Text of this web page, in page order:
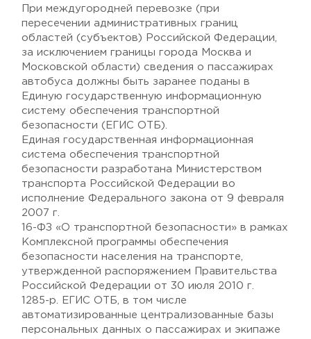
При междугородней перевозке (при
пересечении административных границ
областей (субъектов) Российской Федерации,
за исключением границы города Москва и
Московской области) сведения о пассажирах
автобуса должны быть заранее поданы в
Единую государственную информационную
систему обеспечения транспортной
безопасности (ЕГИС ОТБ).
Единая государственная информационная
система обеспечения транспортной
безопасности разработана Министерством
транспорта Российской Федерации во
исполнение Федерального закона от 9 февраля
2007 г.
16-ФЗ «О транспортной безопасности» в рамках
Комплексной программы обеспечения
безопасности населения на транспорте,
утвержденной распоряжением Правительства
Российской Федерации от 30 июля 2010 г.
1285-р. ЕГИС ОТБ, в том числе
автоматизированные централизованные базы
персональных данных о пассажирах и экипаже